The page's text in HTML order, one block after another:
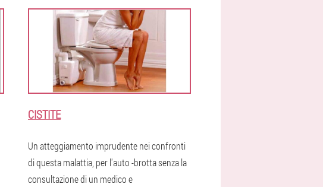
CISTITE
Un atteggiamento imprudente nei confronti
di questa malattia, per l'auto -brotta senza la
consultazione di un medico e